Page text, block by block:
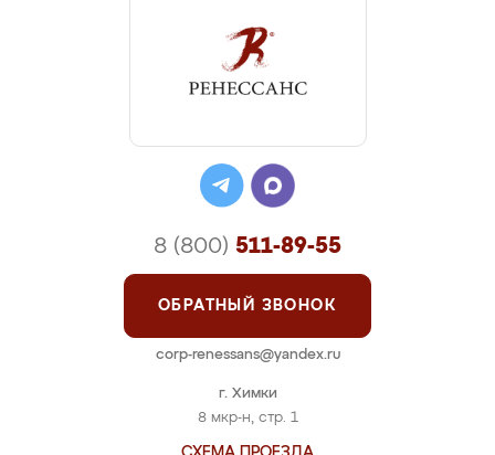
г. Химки
8 мкр-н, стр. 1
8 (800) 511-89-55
ОБРАТНЫЙ ЗВОНОК
corp-renessans@yandex.ru